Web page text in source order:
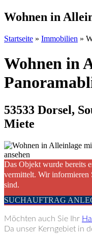
Wohnen in
Startseite » Immobilien »
Wohnen in
53533 Dorsel,
Miete
ansehen
Das Objekt wurde bereits
vermittelt. Wir informieren
sind.
SUCHAUFTRAG
Möchten auch Sie Ihr
Da unser Kerngebiet in